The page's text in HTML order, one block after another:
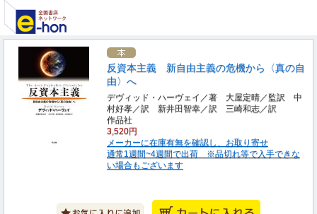
反資本主義 新自由主義の危機から〈真の自
由〉へ
デヴィッド・ハーヴェイ／著 大屋定晴／監訳 中
村好孝／訳 新井田智幸／訳 三崎和志／訳
作品社
3,520円
メーカーに在庫有無を確認し、お取り寄せ
通常1週間~4週間で出荷 ※品切れ等で入手できな
い場合もございます